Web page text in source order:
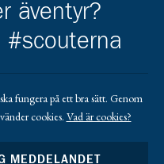
https://
äventyr?
#scouterna
fungera på ett bra sätt. Genom
cookies. Vad är cookies?
MEDDELANDET